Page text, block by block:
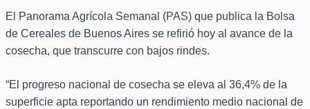
El Panorama Agrícola Semanal (PAS) que publica la Bolsa
de Cereales de Buenos Aires se refirió hoy al avance de la
cosecha, que transcurre con bajos rindes.
“El progreso nacional de cosecha se eleva al 36,4% de la
superficie apta reportando un rendimiento medio nacional de